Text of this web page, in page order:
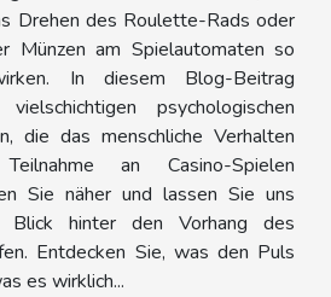
Drehen des Roulette-Rads oder
Münzen am Spielautomaten so
In diesem Blog-Beitrag
psychologischen
die das menschliche Verhalten
an Casino-Spielen
Sie näher und lassen Sie uns
Blick hinter den Vorhang des
Entdecken Sie, was den Puls
es wirklich...